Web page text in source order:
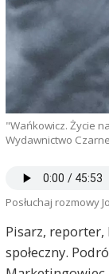
"Wańkowicz. Życie
Wydawnictwo Czarne
Posłuchaj rozmowy
Pisarz,
społeczny.